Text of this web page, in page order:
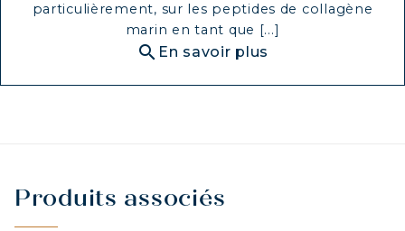
particulièrement, sur les peptides de collagène
marin en tant que [...]
search En savoir plus
Produits associés